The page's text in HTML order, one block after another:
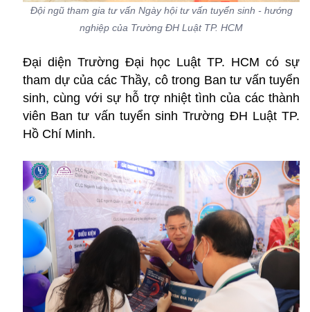
Đội ngũ tham gia tư vấn Ngày hội tư vấn tuyển sinh - hướng
nghiệp của Trường ĐH Luật TP. HCM
Đại diện Trường Đại học Luật TP. HCM có sự
tham dự của các Thầy, cô trong Ban tư vấn tuyển
sinh, cùng với sự hỗ trợ nhiệt tình của các thành
viên Ban tư vấn tuyển sinh Trường ĐH Luật TP.
Hồ Chí Minh.